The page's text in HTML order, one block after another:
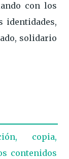
con los
identidades,
solidario
copia,
contenidos